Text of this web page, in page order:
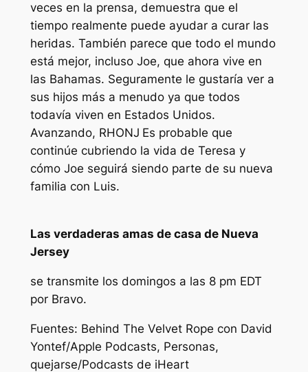
veces en la prensa, demuestra que el
tiempo realmente puede ayudar a curar las
heridas. También parece que todo el mundo
está mejor, incluso Joe, que ahora vive en
las Bahamas. Seguramente le gustaría ver a
sus hijos más a menudo ya que todos
todavía viven en Estados Unidos.
Avanzando, RHONJ Es probable que
continúe cubriendo la vida de Teresa y
cómo Joe seguirá siendo parte de su nueva
familia con Luis.
Las verdaderas amas de casa de Nueva
Jersey
se transmite los domingos a las 8 pm EDT
por Bravo.
Fuentes: Behind The Velvet Rope con David
Yontef/Apple Podcasts, Personas,
quejarse/Podcasts de iHeart